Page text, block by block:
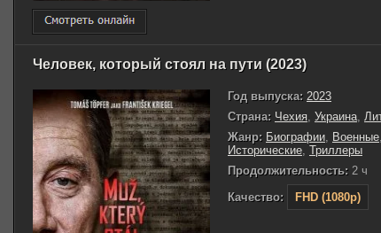
Человек, который стоял на пути (2023)
Год выпуска: 2023
Страна: Чехия Украина
Жанр: Биографии Военные
Исторические Триллеры
Продолжительность: 2 ч
Качество:
FHD (1080p)